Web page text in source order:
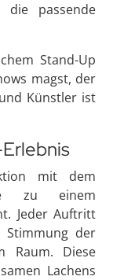
die passende
Stand-Up
magst, der
Künstler ist
mit dem
zu einem
Jeder Auftritt
der
Raum. Diese
Lachens